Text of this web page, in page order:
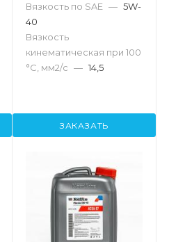
Вязкость по SAE — 5W-
40
Вязкость
кинематическая при 100
°С, мм2/с — 14,5
ЗАКАЗАТЬ